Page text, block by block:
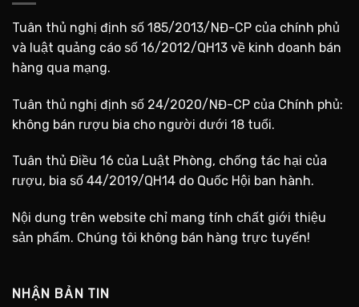
Tuân thủ nghị định số 185/2013/NĐ-CP của chính phủ
và luật quảng cáo số 16/2012/QH13 về kinh doanh bán
hàng qua mạng.
Tuân thủ nghị định số 24/2020/NĐ-CP của Chính phủ:
không bán rượu bia cho người dưới 18 tuổi.
Tuân thủ Điều 16 của Luật Phòng, chống tác hại của
rượu, bia số 44/2019/QH14 do Quốc Hội ban hành.
Nội dung trên website chỉ mang tính chất giới thiệu
sản phẩm. Chúng tôi không bán hàng trực tuyến!
NHẬN BẢN TIN